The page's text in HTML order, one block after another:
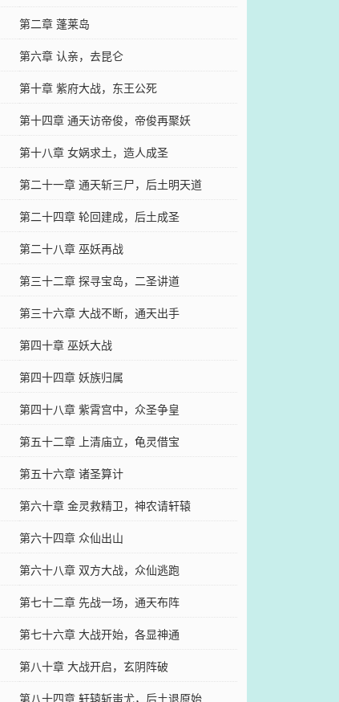
第二章 蓬莱岛
第六章 认亲，去昆仑
第十章 紫府大战，东王公死
第十四章 通天访帝俊，帝俊再聚妖
第十八章 女娲求土，造人成圣
第二十一章 通天斩三尸，后土明天道
第二十四章 轮回建成，后土成圣
第二十八章 巫妖再战
第三十二章 探寻宝岛，二圣讲道
第三十六章 大战不断，通天出手
第四十章 巫妖大战
第四十四章 妖族归属
第四十八章 紫霄宫中，众圣争皇
第五十二章 上清庙立，龟灵借宝
第五十六章 诸圣算计
第六十章 金灵救精卫，神农请轩辕
第六十四章 众仙出山
第六十八章 双方大战，众仙逃跑
第七十二章 先战一场，通天布阵
第七十六章 大战开始，各显神通
第八十章 大战开启，玄阴阵破
第八十四章 轩辕斩蚩尤，后土退原始